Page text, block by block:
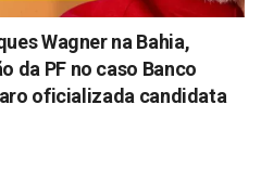
Wagner na Bahia,
da PF no caso Banco
oficializada candidata